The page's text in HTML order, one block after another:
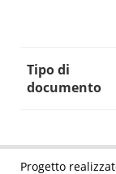
Tipo di
documento
Progetto